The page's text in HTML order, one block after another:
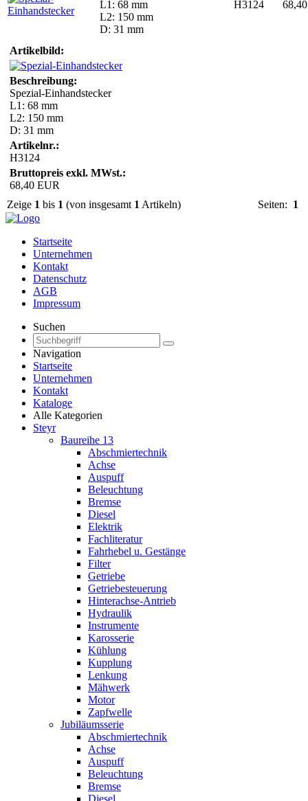
L1: 68 mm
L2: 150 mm
D: 31 mm
H3124
Artikelbild:
Beschreibung:
Spezial-Einhandstecker
L1: 68 mm
L2: 150 mm
D: 31 mm
Artikelnr.:
H3124
Bruttopreis exkl. MWst.:
68,40 EUR
Zeige 1 bis 1 (von insgesamt 1 Artikeln) Seiten: 1
Startseite
Unternehmen
Kontakt
Datenschutz
AGB
Impressum
Suchen
Navigation
Startseite
Unternehmen
Kontakt
Kataloge
Alle Kategorien
Steyr
Baureihe 13
Abschmiertechnik
Achse
Auspuff
Beleuchtung
Bremse
Diesel
Elektrik
Fachliteratur
Fahrhebel u. Gestänge
Filter
Getriebe
Getriebesteuerung
Hinterachse-Antrieb
Hydraulik
Instrumente
Karosserie
Kühlung
Kupplung
Lenkung
Mähwerk
Motor
Zapfwelle
Jubiläumsserie
Abschmiertechnik
Achse
Auspuff
Beleuchtung
Bremse
Diesel